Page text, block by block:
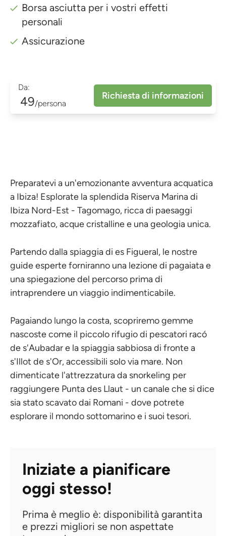
Borsa asciutta per i vostri effetti
personali
Assicurazione
Da:
49/persona
Richiesta di informazioni
Preparatevi a un'emozionante avventura acquatica
a Ibiza! Esplorate la splendida Riserva Marina di
Ibiza Nord-Est - Tagomago, ricca di paesaggi
mozzafiato, acque cristalline e una geologia unica.
Partendo dalla spiaggia di es Figueral, le nostre
guide esperte forniranno una lezione di pagaiata e
una spiegazione del percorso prima di
intraprendere un viaggio indimenticabile.
Pagaiando lungo la costa, scopriremo gemme
nascoste come il piccolo rifugio di pescatori racó
de s'Aubadar e la spiaggia sabbiosa di fronte a
s'Illot de s'Or, accessibili solo via mare. Non
dimenticate l'attrezzatura da snorkeling per
raggiungere Punta des Llaut - un canale che si dice
sia stato scavato dai Romani - dove potrete
esplorare il mondo sottomarino e i suoi tesori.
Iniziate a pianificare
oggi stesso!
Prima è meglio è: disponibilità garantita
e prezzi migliori se non aspettate